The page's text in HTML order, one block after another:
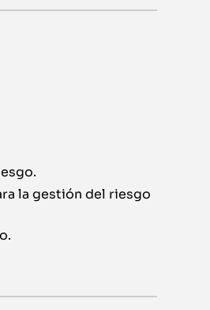
la gestión del riesgo